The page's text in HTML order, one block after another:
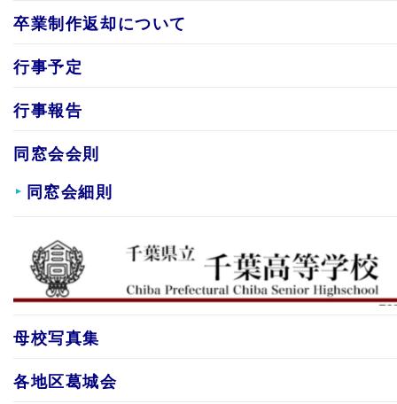
卒業制作返却について
行事予定
行事報告
同窓会会則
同窓会細則
母校写真集
各地区葛城会